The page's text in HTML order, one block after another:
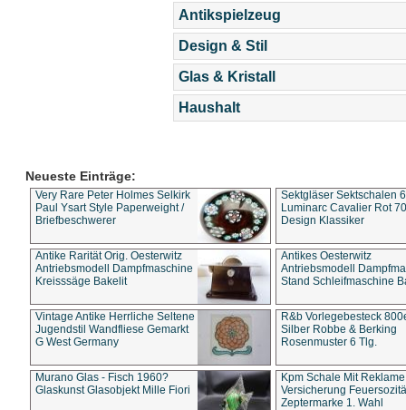
Antikspielzeug
Design & Stil
Glas & Kristall
Haushalt
Neueste Einträge:
Very Rare Peter Holmes Selkirk
Paul Ysart Style Paperweight /
Briefbeschwerer
Sektgläser Sektschalen
Luminarc Cavalier Rot
Design Klassiker
Antike Rarität Orig. Oesterwitz
Antriebsmodell Dampfmaschine
Kreisssäge Bakelit
Antikes Oesterwitz
Antriebsmodell
Stand Schleifmaschine
Vintage Antike Herrliche Seltene
Jugendstil Wandfliese Gemarkt
G West Germany
R&b Vorlegebesteck
Silber Robbe & Berking
Rosenmuster 6 Tlg.
Murano Glas - Fisch 1960?
Glaskunst Glasobjekt Mille Fiori
Kpm Schale Mit Reklame
Versicherung
Zeptermarke 1. Wahl